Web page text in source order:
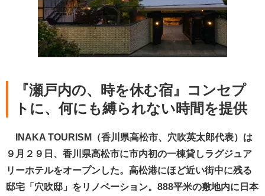
『瀬戸内の、時を休む宿』コンセプ
トに、何にも縛られない時間を提供
INAKA TOURISM（香川県高松市、穴吹英太郎代表）は
９月２９日、香川県高松市に市内初の一棟貸しラグジュア
リーホテルをオープンした。高松港にほど近い街中に残る
邸宅「穴吹邸」をリノベーション。888平米の敷地内に日本